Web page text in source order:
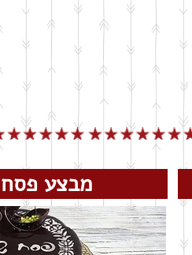
מבצע